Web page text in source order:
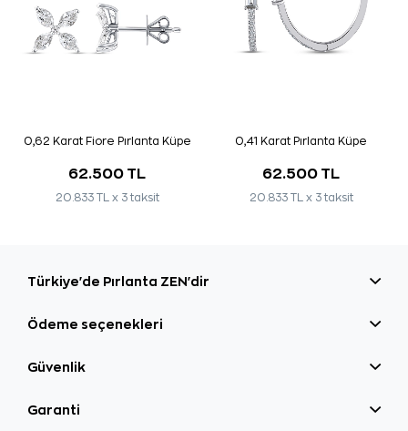
0,62 Karat Fiore Pırlanta Küpe
62.500 TL
20.833 TL x 3 taksit
0,41 Karat Pırlanta Küpe
62.500 TL
20.833 TL x 3 taksit
Türkiye'de Pırlanta ZEN'dir
Ödeme seçenekleri
Güvenlik
Garanti